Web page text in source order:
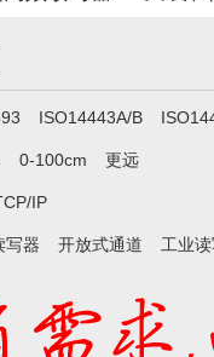
ISO14443A/B
0-100cm 更远
IP
写器 开放式通道 工业